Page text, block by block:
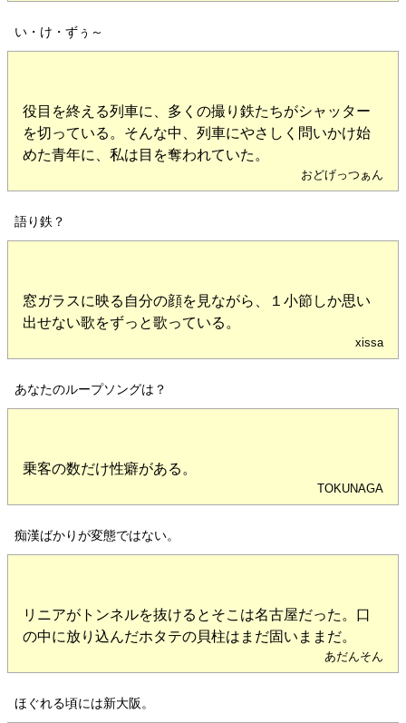
い・け・ずぅ～
役目を終える列車に、多くの撮り鉄たちがシャッター
を切っている。そんな中、列車にやさしく問いかけ始
めた青年に、私は目を奪われていた。
おどげっつぁん
語り鉄？
窓ガラスに映る自分の顔を見ながら、１小節しか思い
出せない歌をずっと歌っている。
xissa
あなたのループソングは？
乗客の数だけ性癖がある。
TOKUNAGA
痴漢ばかりが変態ではない。
リニアがトンネルを抜けるとそこは名古屋だった。口
の中に放り込んだホタテの貝柱はまだ固いままだ。
あだんそん
ほぐれる頃には新大阪。